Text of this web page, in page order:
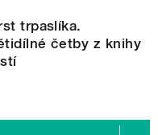
trpaslíka.
četby z knihy